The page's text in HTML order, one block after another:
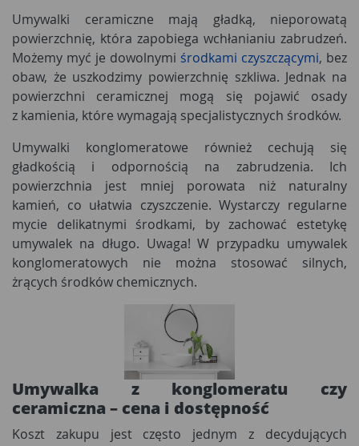
Umywalki ceramiczne mają gładką, nieporowatą
powierzchnię, która zapobiega wchłanianiu zabrudzeń.
Możemy myć je dowolnymi środkami czyszczącymi, bez
obaw, że uszkodzimy powierzchnię szkliwa. Jednak na
powierzchni ceramicznej mogą się pojawić osady
z kamienia, które wymagają specjalistycznych środków.
Umywalki konglomeratowe również cechują się
gładkością i odpornością na zabrudzenia. Ich
powierzchnia jest mniej porowata niż naturalny
kamień, co ułatwia czyszczenie. Wystarczy regularne
mycie delikatnymi środkami, by zachować estetykę
umywalek na długo. Uwaga! W przypadku umywalek
konglomeratowych nie można stosować silnych,
żrących środków chemicznych.
Umywalka z konglomeratu czy
ceramiczna – cena i dostępność
Koszt zakupu jest często jednym z decydujących